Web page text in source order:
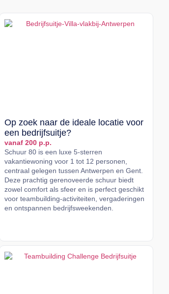
Op zoek naar de ideale locatie voor
een bedrijfsuitje?
vanaf 200 p.p.
Schuur 80 is een luxe 5-sterren
vakantiewoning voor 1 tot 12 personen,
centraal gelegen tussen Antwerpen en Gent.
Deze prachtig gerenoveerde schuur biedt
zowel comfort als sfeer en is perfect geschikt
voor teambuilding-activiteiten, vergaderingen
en ontspannen bedrijfsweekenden.